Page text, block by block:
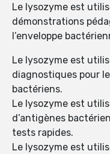
Le lysozyme est
démonstrations
l’enveloppe
Le lysozyme est
diagnostiques pour
bactériens.
Le lysozyme est
d’antigènes
tests rapides.
Le lysozyme est